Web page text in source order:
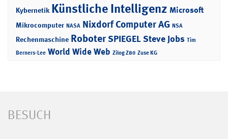
Kybernetik Künstliche Intelligenz Microsoft
Mikrocomputer NASA Nixdorf Computer AG NSA
Rechenmaschine RoboterSPIEGELSteve Jobs Tim
Berners-Lee World Wide Web Zilog Z80 Zuse KG
BESUCH